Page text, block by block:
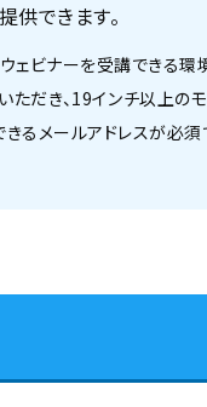
供できます。
ビナーを受講できる環
ただき、19インチ以上の
きるメールアドレスが必須